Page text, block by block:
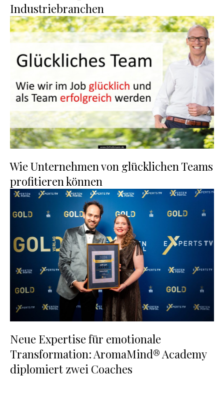
Industriebranchen
Wie Unternehmen von glücklichen Teams
profitieren können
Neue Expertise für emotionale
Transformation: AromaMind® Academy
diplomiert zwei Coaches